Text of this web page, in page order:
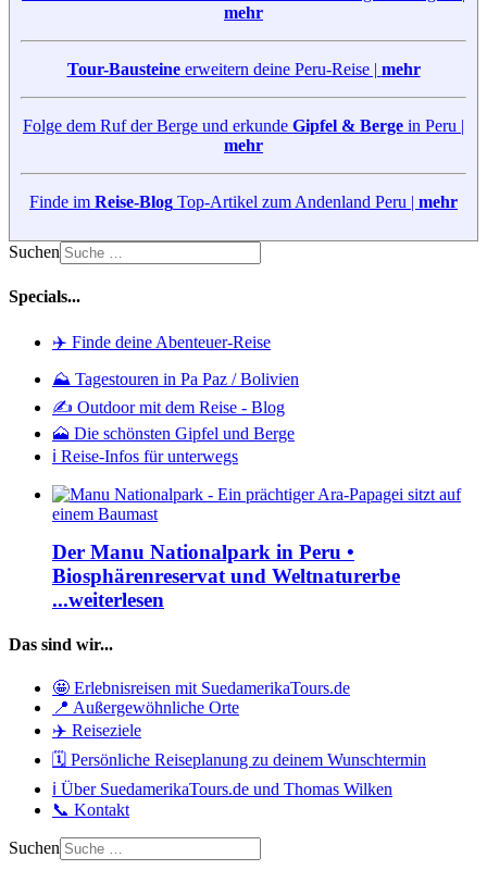
mehr
Tour-Bausteineerweitern deine Peru-Reise | mehr
Folge dem Ruf der Berge und erkunde Gipfel & Berge in Peru |
mehr
Finde im Reise-Blog Top-Artikel zum Andenland Peru | mehr
Suchen
Specials...
✈️ Finde deine Abenteuer-Reise
⛰️ Tagestouren in Pa Paz / Bolivien
✍️ Outdoor mit dem Reise - Blog
🗻 Die schönsten Gipfel und Berge
ℹ️ Reise-Infos für unterwegs
Der Manu Nationalpark in Peru •
Biosphärenreservat und Weltnaturerbe
...weiterlesen
Das sind wir...
🤩 Erlebnisreisen mit SuedamerikaTours.de
📍 Außergewöhnliche Orte
✈️ Reiseziele
🗓️ Persönliche Reiseplanung zu deinem Wunschtermin
ℹ️ Über SuedamerikaTours.de und Thomas Wilken
📞 Kontakt
Suchen